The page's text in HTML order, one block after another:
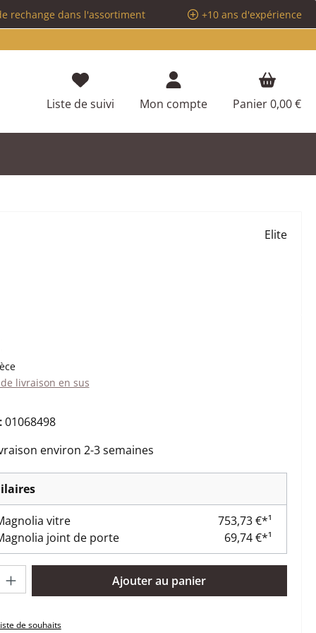
rechange dans l'assortiment
+10 ans d'expérience
Liste de suivi Vous avez 0 articles dans votre liste
Mon compte Panier0,00 €
Elite
livraison en sus
01068498
environ 2-3 semaines
vitre
753,73 €*¹
joint de porte
69,74 €*¹
: Entrez la quantité souhaitée ou utilisez les boutons pour
Ajouter au panier
de souhaits